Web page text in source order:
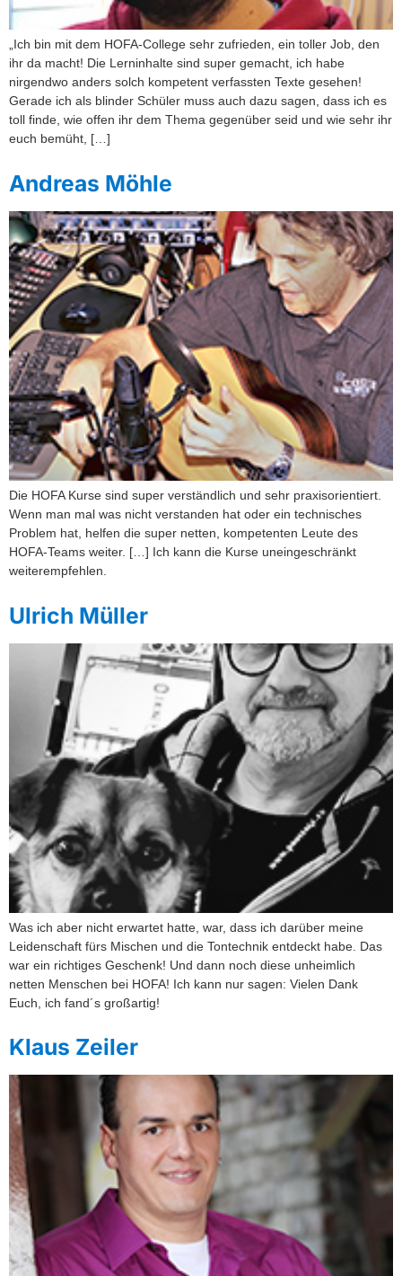
„Ich bin mit dem HOFA-College sehr zufrieden, ein toller Job, den
ihr da macht! Die Lerninhalte sind super gemacht, ich habe
nirgendwo anders solch kompetent verfassten Texte gesehen!
Gerade ich als blinder Schüler muss auch dazu sagen, dass ich es
toll finde, wie offen ihr dem Thema gegenüber seid und wie sehr ihr
euch bemüht, […]
Andreas Möhle
Die HOFA Kurse sind super verständlich und sehr praxisorientiert.
Wenn man mal was nicht verstanden hat oder ein technisches
Problem hat, helfen die super netten, kompetenten Leute des
HOFA-Teams weiter. […] Ich kann die Kurse uneingeschränkt
weiterempfehlen.
Ulrich Müller
Was ich aber nicht erwartet hatte, war, dass ich darüber meine
Leidenschaft fürs Mischen und die Tontechnik entdeckt habe. Das
war ein richtiges Geschenk! Und dann noch diese unheimlich
netten Menschen bei HOFA! Ich kann nur sagen: Vielen Dank
Euch, ich fand´s großartig!
Klaus Zeiler